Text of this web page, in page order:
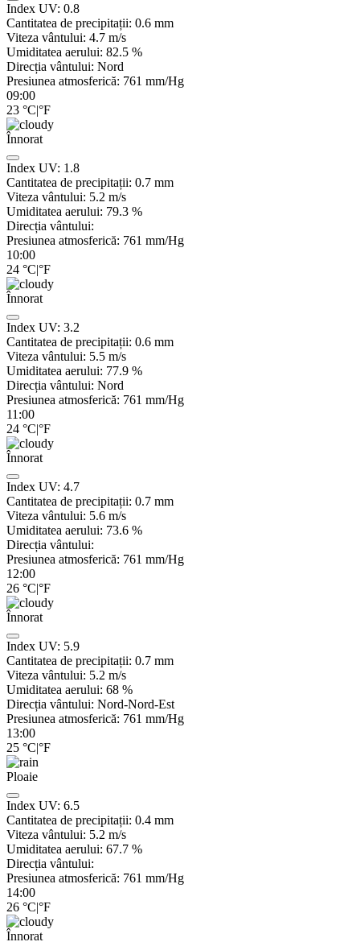
Index UV: 0.8
Cantitatea de precipitații: 0.6 mm
Viteza vântului: 4.7 m/s
Umiditatea aerului: 82.5 %
Direcția vântului: Nord
Presiunea atmosferică: 761 mm/Hg
09:00
23 °C|°F
Înnorat
Index UV: 1.8
Cantitatea de precipitații: 0.7 mm
Viteza vântului: 5.2 m/s
Umiditatea aerului: 79.3 %
Direcția vântului:
Presiunea atmosferică: 761 mm/Hg
10:00
24 °C|°F
Înnorat
Index UV: 3.2
Cantitatea de precipitații: 0.6 mm
Viteza vântului: 5.5 m/s
Umiditatea aerului: 77.9 %
Direcția vântului: Nord
Presiunea atmosferică: 761 mm/Hg
11:00
24 °C|°F
Înnorat
Index UV: 4.7
Cantitatea de precipitații: 0.7 mm
Viteza vântului: 5.6 m/s
Umiditatea aerului: 73.6 %
Direcția vântului:
Presiunea atmosferică: 761 mm/Hg
12:00
26 °C|°F
Înnorat
Index UV: 5.9
Cantitatea de precipitații: 0.7 mm
Viteza vântului: 5.2 m/s
Umiditatea aerului: 68 %
Direcția vântului: Nord-Nord-Est
Presiunea atmosferică: 761 mm/Hg
13:00
25 °C|°F
Ploaie
Index UV: 6.5
Cantitatea de precipitații: 0.4 mm
Viteza vântului: 5.2 m/s
Umiditatea aerului: 67.7 %
Direcția vântului:
Presiunea atmosferică: 761 mm/Hg
14:00
26 °C|°F
Înnorat